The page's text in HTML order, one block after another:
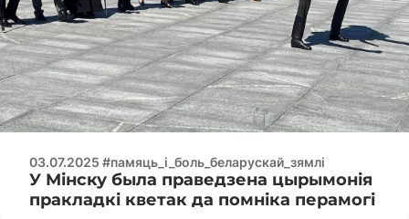
03.07.2025 #памяць_і_боль_беларускай_зямлі
У Мінску была праведзена цырымонія
пракладкі кветак да помніка перамогі